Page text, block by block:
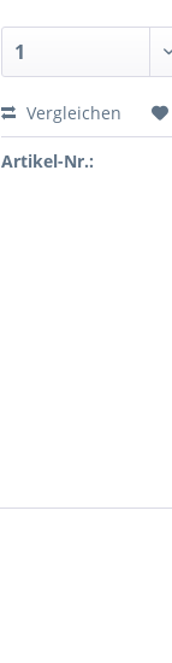
Vergleichen
Artikel-Nr.: